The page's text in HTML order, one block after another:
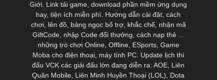
Giới. Link tải game, download phần mềm ứng dụng
hay, tiện ích miễn phí. Hướng dẫn cài đặt, cách
chơi, lên đồ, bảng ngọc bổ trợ, khắc chế, nhận mã
GiftCode, nhập Code đổi thưởng, cách nạp thẻ ...
những trò chơi Online, Offline, ESports, Game
Moba cho điện thoại, máy tính PC. Update lịch thi
đấu VCK các giải đấu lớn đang diễn ra: AOE, Liên
Quân Mobile, Liên Minh Huyền Thoại (LOL), Dota